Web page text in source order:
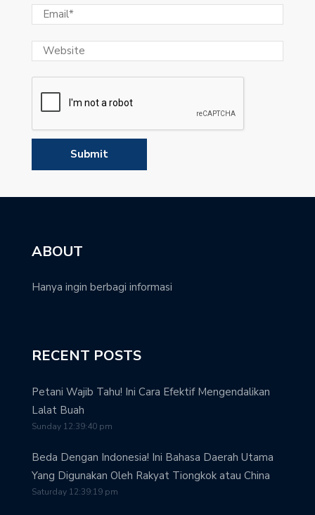
ABOUT
Hanya ingin berbagi informasi
RECENT POSTS
Petani Wajib Tahu! Ini Cara Efektif Mengendalikan
Lalat Buah
Sunday 12:39:40 pm
Beda Dengan Indonesia! Ini Bahasa Daerah Utama
Yang Digunakan Oleh Rakyat Tiongkok atau China
Saturday 12:39:19 pm